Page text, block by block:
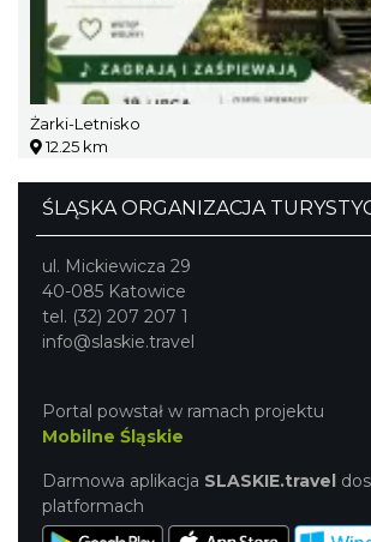
Żarki-Letnisko
12.25 km
ŚLĄSKA ORGANIZACJA
ul. Mickiewicza 29
40-085 Katowice
tel. (32) 207 207 1
info@slaskie.travel
Portal powstał w ramach projektu
Mobilne Śląskie
Darmowa aplikacja SLASKIE.travel
platformach